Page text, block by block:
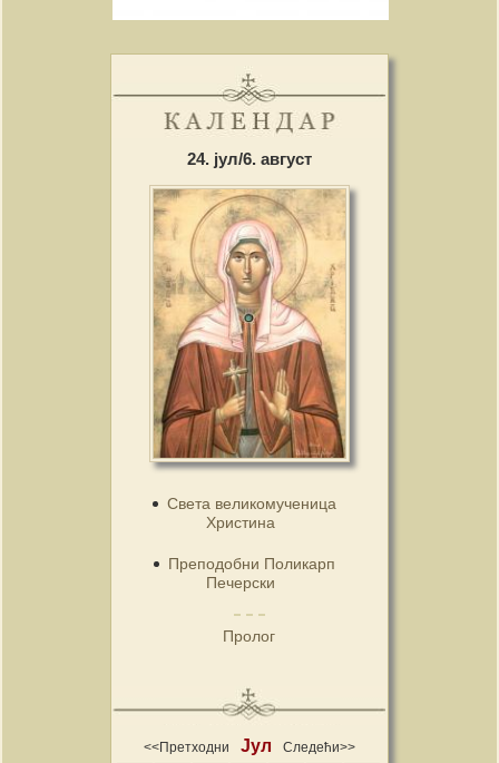
24. јул/6. август
Света великомученица
Христина
Преподобни Поликарп
Печерски
Пролог
<<Претходни Јул Следећи>>